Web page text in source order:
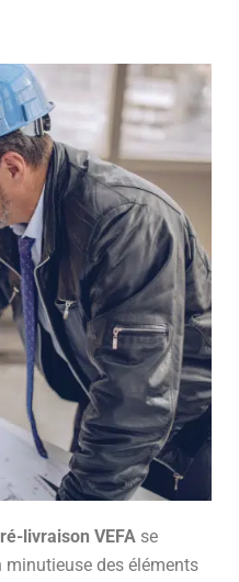
livraison VEFA se
des éléments